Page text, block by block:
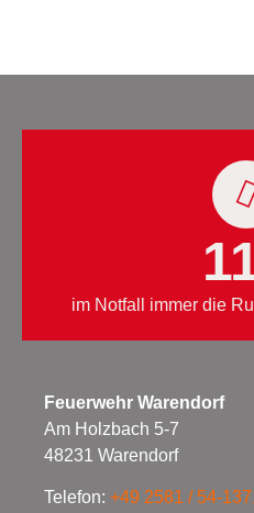
im Notfall immer die
Feuerwehr Warendorf
Am Holzbach 5-7
48231 Warendorf
Telefon: +49 2581 / 54-